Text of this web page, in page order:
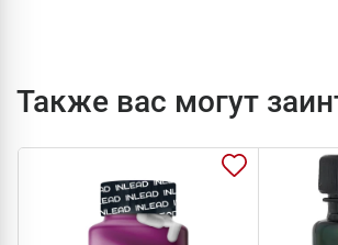
Также вас могут